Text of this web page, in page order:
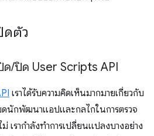
ดตัว
ด/ปิด User Scripts API
เราได้รับความคิดเห็นมากมายเกี่ยวกับ
นักพัฒนาแอปและกลไกในการตรวจ
เรากําลังทําการเปลี่ยนแปลงบางอย่าง